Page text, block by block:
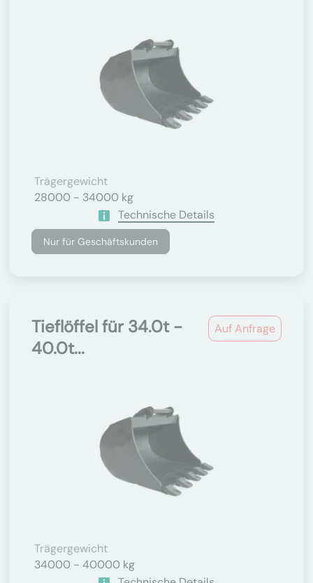
Trägergewicht
28000 - 34000 kg
Technische Details
Nur für Geschäftskunden
Auf Anfrage
Tieflöffel für 34.0t -
40.0t...
Trägergewicht
34000 - 40000 kg